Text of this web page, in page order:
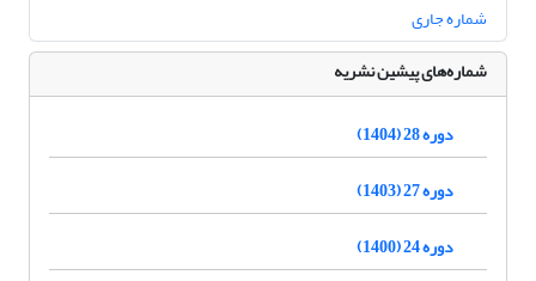
شماره جاری
شماره‌های پیشین نشریه
دوره 28 (1404)
دوره 27 (1403)
دوره 24 (1400)